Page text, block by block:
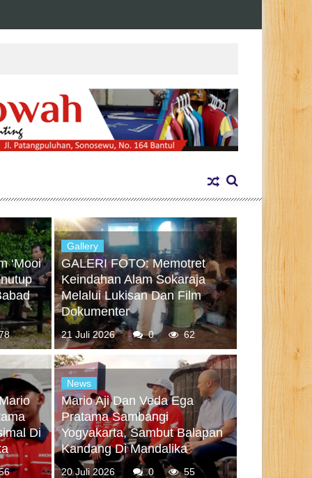
‘Mooi
Gallery
GALERI FOTO: Memotret
Keindahan Alam Sokaraja
Melalui Lukisan Dan Film
Dokumenter
21 Juli 2026 0 62
Di
News
Mario Aji Dan Veda Ega
Pratama Sambangi
Yogyakarta, Sambut Balapan
Kandang Di Mandalika
20 Juli 2026 0 55